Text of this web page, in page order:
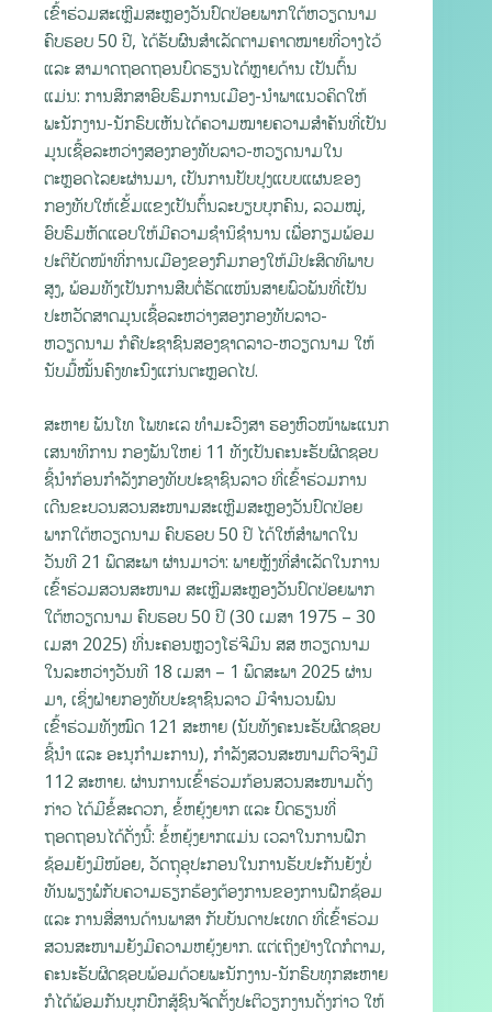
ເຂົ້າຮ່ວມສະເຫຼີມສະຫຼອງວັນປົດປ່ອຍພາກໃຕ້ຫວຽດນາມ
ຄົບຮອບ 50 ປີ, ໄດ້ຮັບຜົນສຳເລັດຕາມຄາດໝາຍທີ່ວາງໄວ້
ແລະ ສາມາດຖອດຖອນບົດຮຽນໄດ້ຫຼາຍດ້ານ ເປັນຕົ້ນ
ແມ່ນ: ການສຶກສາອົບຮົມການເມືອງ-ນໍາພາແນວຄິດໃຫ້
ພະນັກງານ-ນັກຮົບເຫັນໄດ້ຄວາມໝາຍຄວາມສຳຄັນທີ່ເປັນ
ມູນເຊື້ອລະຫວ່າງສອງກອງທັບລາວ-ຫວຽດນາມໃນ
ຕະຫຼອດໄລຍະຜ່ານມາ, ເປັນການປັບປຸງແບບແຜນຂອງ
ກອງທັບໃຫ້ເຂັ້ມແຂງເປັນຕົ້ນລະບຽບບຸກຄົນ, ລວມໝູ່,
ອົບຮົມຫັດແອບໃຫ້ມີຄວາມຊໍານິຊໍານານ ເພື່ອກຽມພ້ອມ
ປະຕິບັດໜ້າທີ່ການເມືອງຂອງກົມກອງໃຫ້ມີປະສິດທິພາບ
ສູງ, ພ້ອມທັງເປັນການສືບຕໍ່ຮັດແໜ້ນສາຍພົວພັນທີ່ເປັນ
ປະຫວັດສາດມູນເຊື້ອລະຫວ່າງສອງກອງທັບລາວ-
ຫວຽດນາມ ກໍຄືປະຊາຊົນສອງຊາດລາວ-ຫວຽດນາມ ໃຫ້
ນັບມື້ໝັ້ນຄົງທະນົງແກ່ນຕະຫຼອດໄປ.
ສະຫາຍ ພັນໂທ ໂພທະເລ ທໍາມະວົງສາ ຮອງຫົວໜ້າພະແນກ
ເສນາທິການ ກອງພັນໃຫຍ່ 11 ທັງເປັນຄະນະຮັບຜິດຊອບ
ຊີ້ນຳກ້ອນກຳລັງກອງທັບປະຊາຊົນລາວ ທີ່ເຂົ້າຮ່ວມການ
ເດີນຂະບວນສວນສະໜາມສະເຫຼີມສະຫຼອງວັນປົດປ່ອຍ
ພາກໃຕ້ຫວຽດນາມ ຄົບຮອບ 50 ປີ ໄດ້ໃຫ້ສຳພາດໃນ
ວັນທີ 21 ພຶດສະພາ ຜ່ານມາວ່າ: ພາຍຫຼັງທີ່ສຳເລັດໃນການ
ເຂົ້າຮ່ວມສວນສະໜາມ ສະເຫຼີມສະຫຼອງວັນປົດປ່ອຍພາກ
ໃຕ້ຫວຽດນາມ ຄົບຮອບ 50 ປີ (30 ເມສາ 1975 – 30
ເມສາ 2025) ທີ່ນະຄອນຫຼວງໂຮ່ຈີມິນ ສສ ຫວຽດນາມ
ໃນລະຫວ່າງວັນທີ 18 ເມສາ – 1 ພຶດສະພາ 2025 ຜ່ານ
ມາ, ເຊິ່ງຝ່າຍກອງທັບປະຊາຊົນລາວ ມີຈຳນວນພົນ
ເຂົ້າຮ່ວມທັງໝົດ 121 ສະຫາຍ (ນັບທັງຄະນະຮັບຜິດຊອບ
ຊີ້ນຳ ແລະ ອະນຸກຳມະການ), ກຳລັງສວນສະໜາມຕົວຈິງມີ
112 ສະຫາຍ. ຜ່ານການເຂົ້າຮ່ວມກ້ອນສວນສະໜາມດັ່ງ
ກ່າວ ໄດ້ມີຂໍ້ສະດວກ, ຂໍ້ຫຍຸ້ງຍາກ ແລະ ບົດຮຽນທີ່
ຖອດຖອນໄດ້ດັ່ງນີ້: ຂໍ້ຫຍຸ້ງຍາກແມ່ນ ເວລາໃນການຝືກ
ຊ້ອມຍັງມີໜ້ອຍ, ວັດຖຸອຸປະກອນໃນການຮັບປະກັນຍັງບໍ່
ທັນພຽງພໍກັບຄວາມຮຽກຮ້ອງຕ້ອງການຂອງການຝືກຊ້ອມ
ແລະ ການສື່ສານດ້ານພາສາ ກັບບັນດາປະເທດ ທີ່ເຂົ້າຮ່ວມ
ສວນສະໜາມຍັງມີຄວາມຫຍຸ້ງຍາກ. ແຕ່ເຖິງຢ່າງໃດກໍຕາມ,
ຄະນະຮັບຜິດຊອບພ້ອມດ້ວຍພະນັກງານ-ນັກຮົບທຸກສະຫາຍ
ກໍໄດ້ພ້ອມກັນບຸກບືກສູ້ຊົນຈັດຕັ້ງປະຕິວຽກງານດັ່ງກ່າວ ໃຫ້